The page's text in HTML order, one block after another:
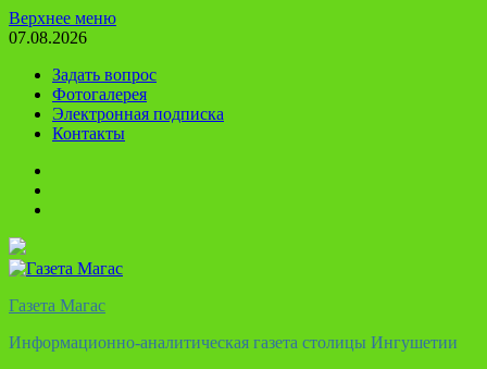
Перейти
к
Верхнее меню
07.08.2026
Задать вопрос
Фотогалерея
Электронная подписка
Контакты
Газета Магас
Информационно-аналитическая газета столицы Ингушетии